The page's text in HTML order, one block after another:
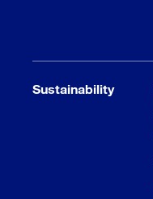
Sustainability